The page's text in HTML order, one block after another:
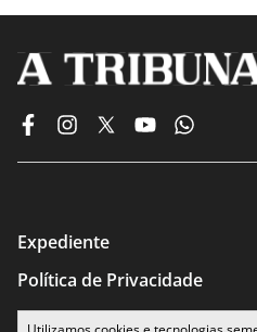
Expediente
Política de Privacidade
Termos de Uso